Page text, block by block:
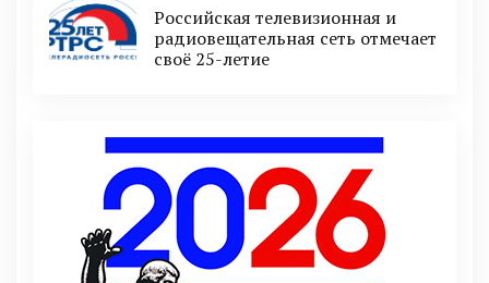
Российская телевизионная и
радиовещательная сеть отмечает
своё 25-летие